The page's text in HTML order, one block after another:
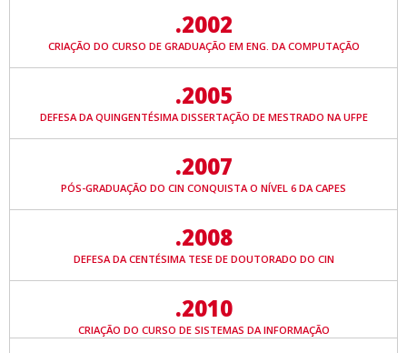
.2002
CRIAÇÃO DO CURSO DE GRADUAÇÃO EM ENG. DA COMPUTAÇÃO
.2005
DEFESA DA QUINGENTÉSIMA DISSERTAÇÃO DE MESTRADO NA UFPE
.2007
PÓS-GRADUAÇÃO DO CIN CONQUISTA O NÍVEL 6 DA CAPES
.2008
DEFESA DA CENTÉSIMA TESE DE DOUTORADO DO CIN
.2010
CRIAÇÃO DO CURSO DE SISTEMAS DA INFORMAÇÃO